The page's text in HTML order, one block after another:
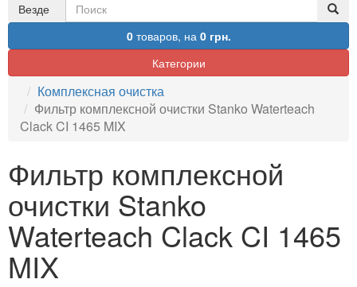
Везде
0товаров, на 0 грн.
Категории
Комплексная очистка
Фильтр комплексной очистки Stanko Waterteach
Clack CI 1465 MIX
Фильтр комплексной
очистки Stanko
Waterteach Clack CI 1465
MIX